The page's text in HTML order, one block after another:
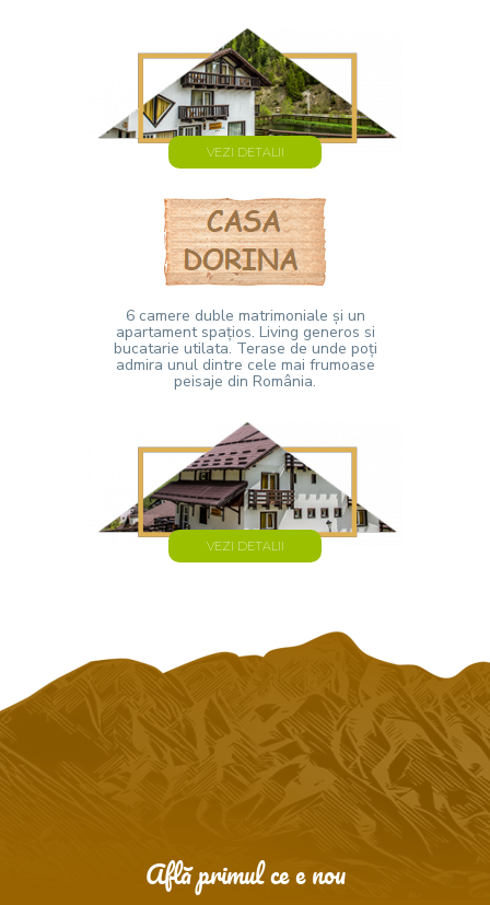
VEZI DETALII
6 camere duble matrimoniale și un
apartament spațios. Living generos si
bucatarie utilata. Terase de unde poți
admira unul dintre cele mai frumoase
peisaje din România.
VEZI DETALII
Află primul ce e nou